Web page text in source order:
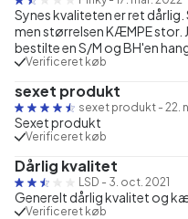
Synes kvaliteten er ret
men størrelsen KÆMPE stor.
bestilte en S/M og BH'en
Verificeret køb
sexet produkt
sexet produkt - 22.
Sexet produkt
Verificeret køb
Dårlig kvalitet
LSD - 3. oct. 2021
Generelt dårlig kvalitet og
Verificeret køb